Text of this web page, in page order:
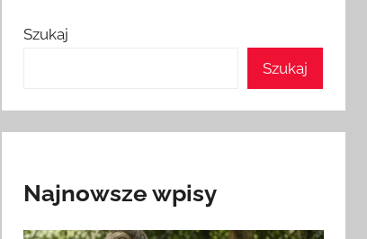
Szukaj
Szukaj
Najnowsze wpisy